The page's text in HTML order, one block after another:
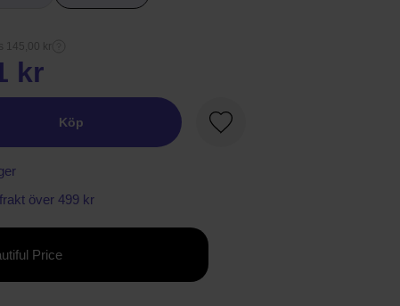
145,00 kr
kr
Köp
Favorit
över 499 kr
Price